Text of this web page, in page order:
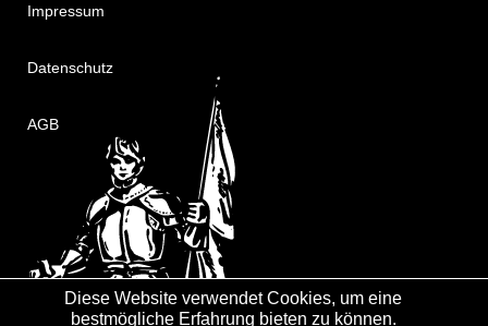
Impressum
Datenschutz
AGB
Diese Website verwendet Cookies, um eine
bestmögliche Erfahrung bieten zu können.